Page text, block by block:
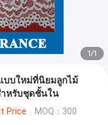
1/1
บบใหม่ที่นิยมลูกไม้
หรับชุดชั้นใน
Price MOQ：300